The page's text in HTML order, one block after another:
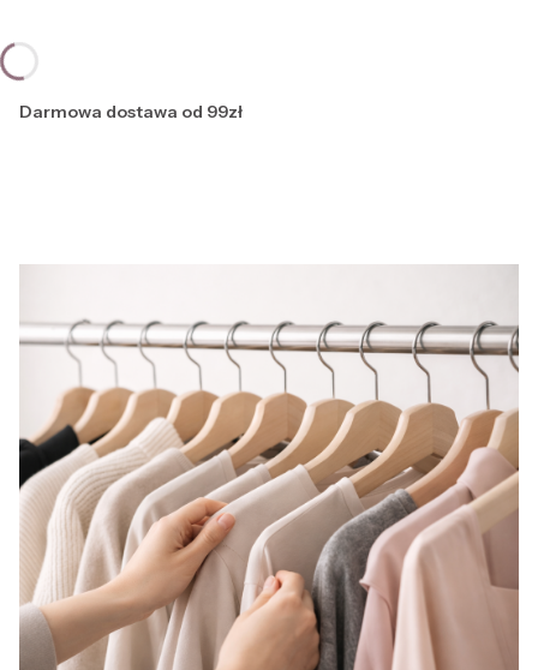
Darmowa dostawa od 99zł